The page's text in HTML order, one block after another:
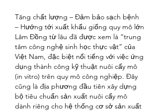
Tăng chất lượng – Đảm bảo sạch bệnh
– Hướng tới xuất khẩu giống quy mô lớn
Lâm Đồng từ lâu đã được xem là “trung
tâm công nghệ sinh học thực vật” của
Việt Nam, đặc biệt nổi tiếng với việc ứng
dụng thành công kỹ thuật nuôi cấy mô
(in vitro) trên quy mô công nghiệp. Đây
cũng là địa phương đầu tiên xây dựng
bộ tiêu chuẩn sản xuất nuôi cấy mô
dành riêng cho hệ thống cơ sở sản xuất